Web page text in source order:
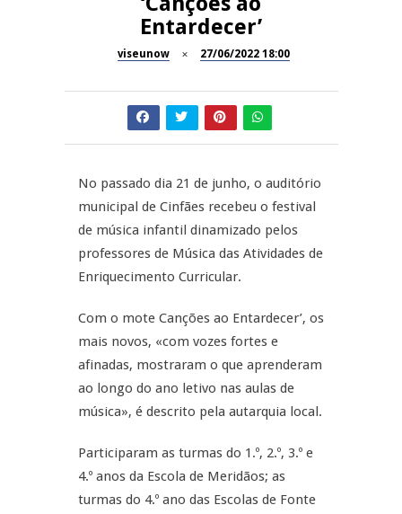
A Juiz Esclarece – Medidas a
executar no meio natural de
vida (II)
Inauguração Loja do Cidadão
S.J. Pesqueira
REPORTAGENS
Barrelas Summer Fest em Vila
NOW OPINIÃO
Now Opinião – Carolina
Almeida: Documentários de
Tauromaquia na RTP
Feira das Atividades
Económicas de Aguiar da Beira
Entardecer’
viseunow 27/06/2022 18:00
No passado dia 21 de junho, o auditório
municipal de Cinfães recebeu o festival
de música infantil dinamizado pelos
professores de Música das Atividades de
Enriquecimento Curricular.
Com o mote Canções ao Entardecer’, os
mais novos, «com vozes fortes e
afinadas, mostraram o que aprenderam
ao longo do ano letivo nas aulas de
música», é descrito pela autarquia local.
Participaram as turmas do 1.º, 2.º, 3.º e
4.º anos da Escola de Meridãos; as
turmas do 4.º ano das Escolas de Fonte